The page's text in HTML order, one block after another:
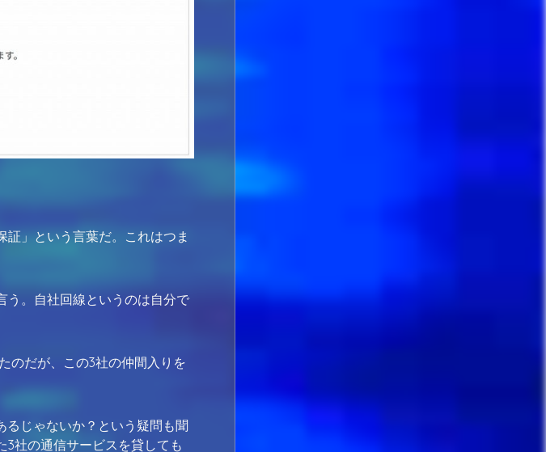
」という言葉だ。これはつま
う。自社回線というのは自分で
のだが、この3社の仲間入りを
るじゃないか？という疑問も聞
3社の通信サービスを貸しても